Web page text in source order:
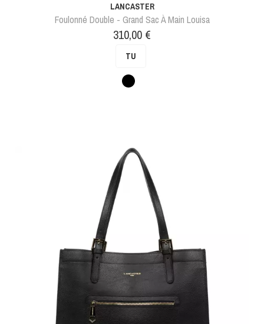
LANCASTER
Foulonné Double - Grand Sac À Main Louisa
Prix
310,00 €
TU
Noir